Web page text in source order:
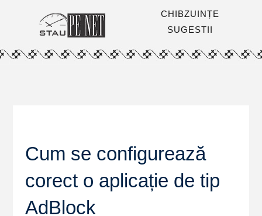
CHIBZUINȚE
SUGESTII
Cum se configurează
corect o aplicație de tip
AdBlock